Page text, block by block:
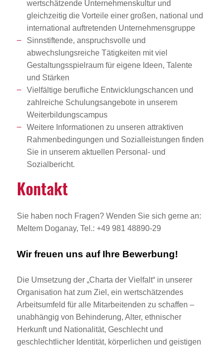
wertschätzende Unternehmenskultur und
gleichzeitig die Vorteile einer großen, national und
international auftretenden Unternehmensgruppe
Sinnstiftende, anspruchsvolle und
abwechslungsreiche Tätigkeiten mit viel
Gestaltungsspielraum für eigene Ideen, Talente
und Stärken
Vielfältige berufliche Entwicklungschancen und
zahlreiche Schulungsangebote in unserem
Weiterbildungscampus
Weitere Informationen zu unseren attraktiven
Rahmenbedingungen und Sozialleistungen finden
Sie in unserem aktuellen Personal- und
Sozialbericht.
Kontakt
Sie haben noch Fragen? Wenden Sie sich gerne an:
Meltem Doganay, Tel.: +49 981 48890-29
Wir freuen uns auf Ihre Bewerbung!
Die Umsetzung der „Charta der Vielfalt“ in unserer
Organisation hat zum Ziel, ein wertschätzendes
Arbeitsumfeld für alle Mitarbeitenden zu schaffen –
unabhängig von Behinderung, Alter, ethnischer
Herkunft und Nationalität, Geschlecht und
geschlechtlicher Identität, körperlichen und geistigen